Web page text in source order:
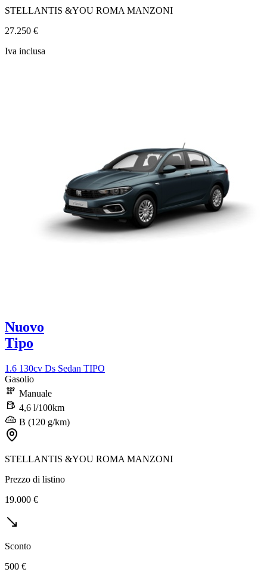
STELLANTIS &YOU ROMA MANZONI
27.250 €
Iva inclusa
Nuovo
Tipo
1.6 130cv Ds Sedan TIPO
Gasolio
Manuale
4,6 l/100km
B (120 g/km)
STELLANTIS &YOU ROMA MANZONI
Prezzo di listino
19.000 €
Sconto
500 €